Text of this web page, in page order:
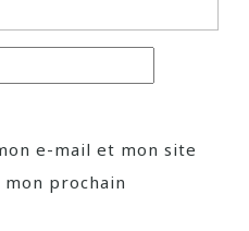
e-mail et mon site
prochain